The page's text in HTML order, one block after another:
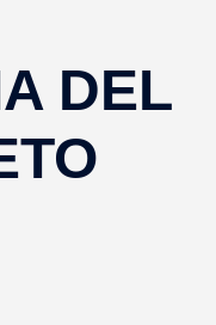
DEL